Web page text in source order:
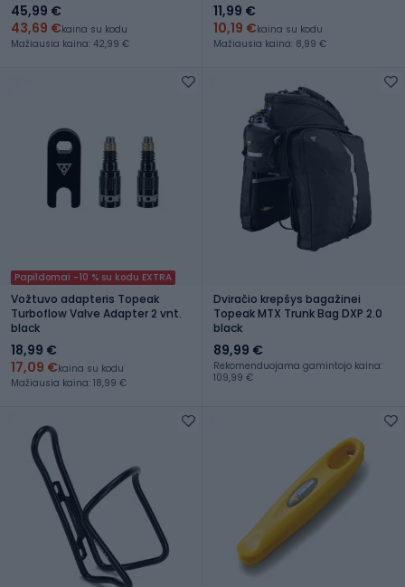
45,99 €
43,69 €kaina su kodu
Mažiausia kaina: 42,99 €
11,99 €
10,19 €kaina su kodu
Mažiausia kaina: 8,99 €
Papildomai -10 % su kodu EXTRA
Vožtuvo adapteris Topeak
Turboflow Valve Adapter 2 vnt.
black
18,99 €
17,09 €kaina su kodu
Mažiausia kaina: 18,99 €
Dviračio krepšys bagažinei
Topeak MTX Trunk Bag DXP 2.0
black
89,99 €
Rekomenduojama gamintojo kaina:
109,99 €